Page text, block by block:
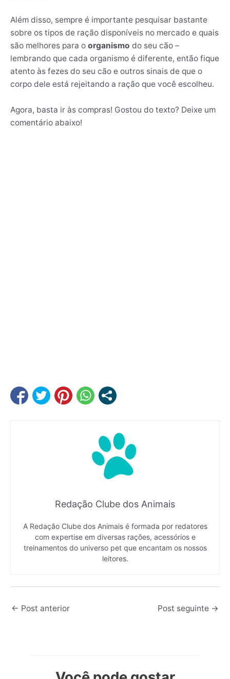
Além disso, sempre é importante pesquisar bastante
sobre os tipos de ração disponíveis no mercado e quais
são melhores para o organismo do seu cão –
lembrando que cada organismo é diferente, então fique
atento às fezes do seu cão e outros sinais de que o
corpo dele está rejeitando a ração que você escolheu.
Agora, basta ir às compras! Gostou do texto? Deixe um
comentário abaixo!
Redação Clube dos Animais
A Redação Clube dos Animais é formada por redatores
com expertise em diversas rações, acessórios e
treinamentos do universo pet que encantam os nossos
leitores.
← Post anterior Post seguinte →